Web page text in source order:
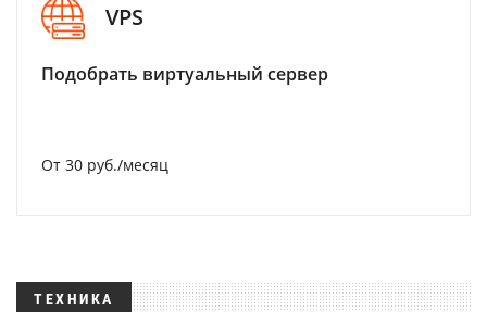
VPS
Подобрать виртуальный сервер
От 30 руб./месяц
ТЕХНИКА